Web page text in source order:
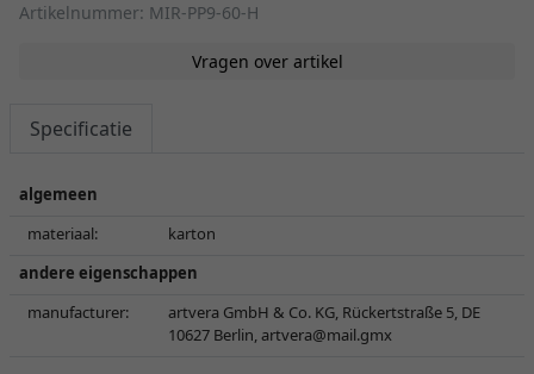
Artikelnummer: MIR-PP9-60-H
Vragen over artikel
Specificatie
algemeen
materiaal:
karton
andere eigenschappen
manufacturer:
artvera GmbH & Co. KG, Rückertstraße 5, DE
10627 Berlin,artvera@mail.gmx